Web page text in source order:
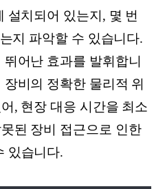
설치되어 있는지, 몇 번
지 파악할 수 있습니다.
어난 효과를 발휘합니
비의 정확한 물리적 위
, 현장 대응 시간을 최소
된 장비 접근으로 인한
있습니다.